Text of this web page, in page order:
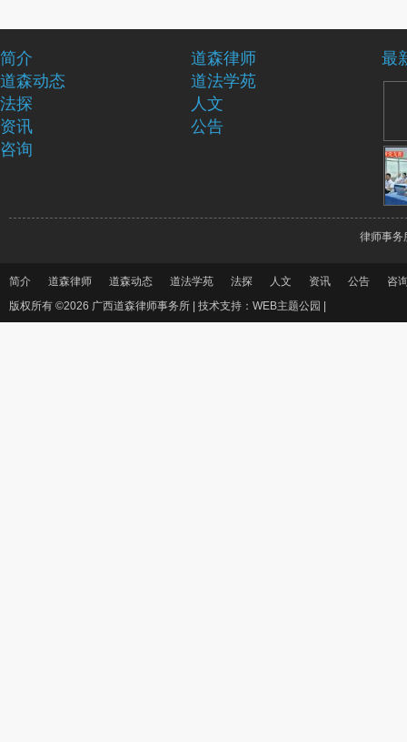
简介
道森律师
道森动态
道法学苑
法探
人文
资讯
公告
咨询
最
律师事务
简介 道森律师 道森动态 道法学苑 法探 人文 资讯 公告
咨
版权所有 ©2026 广西道森律师事务所 | 技术支持：WEB主题公园